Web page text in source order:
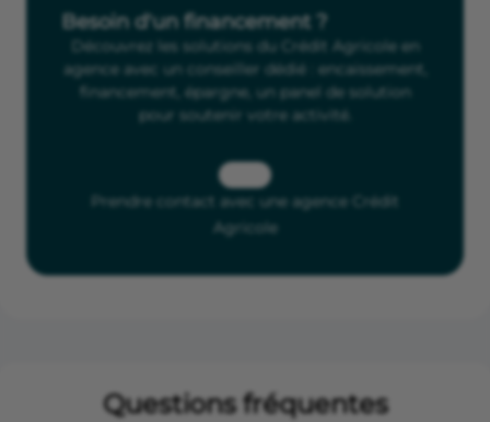
Besoin d'un financement ?
Découvrez les solutions du Crédit Agricole en
agence avec un conseiller dédié : encaissement,
financement, épargne, un panel de solution
pour soutenir votre activité.
Prendre contact avec une agence Crédit
Agricole
Questions fréquentes